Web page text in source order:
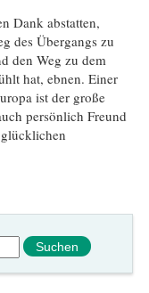
Dank abstatten,
des Übergangs zu
den Weg zu dem
hat, ebnen. Einer
ist der große
persönlich Freund